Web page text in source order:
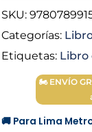
SKU:
Categorías:
Etiquetas: Libro
🏍 ENVÍO
🚚 Para Lima